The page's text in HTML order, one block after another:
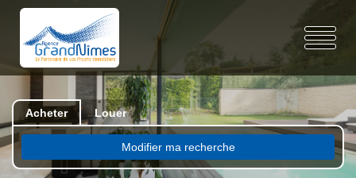
Acheter Louer
Modifier ma recherche